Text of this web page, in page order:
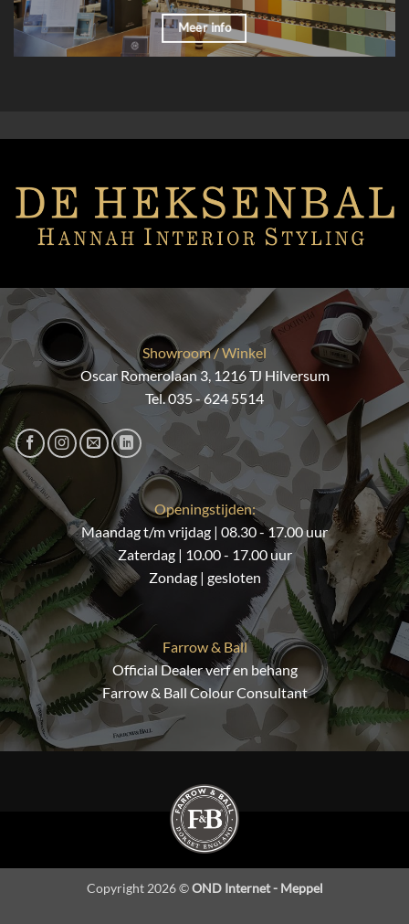
Meer info
Showroom / Winkel
Oscar Romerolaan 3, 1216 TJ Hilversum
Tel. 035 - 624 5514
Openingstijden:
Maandag t/m vrijdag | 08.30 - 17.00 uur
Zaterdag | 10.00 - 17.00 uur
Zondag | gesloten
Farrow & Ball
Official Dealer verf en behang
Farrow & Ball Colour Consultant
Copyright 2026 ©OND Internet - Meppel